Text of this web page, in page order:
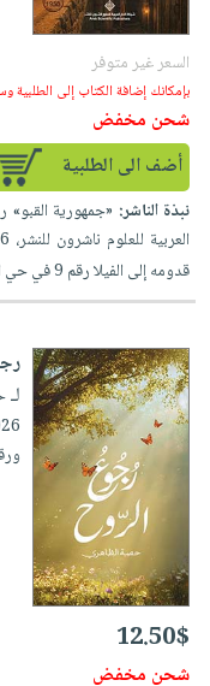
السعر غير متوفر
بإمكانك إضافة الكتاب إلى الطلبية
شحن مخفض
أضف الى الطلبية
نبذة الناشر: «جمهورية القبو»
قدومه إلى الفيلا رقم 9 في حي الزمالك من الع...
12.50$
شحن مخفض